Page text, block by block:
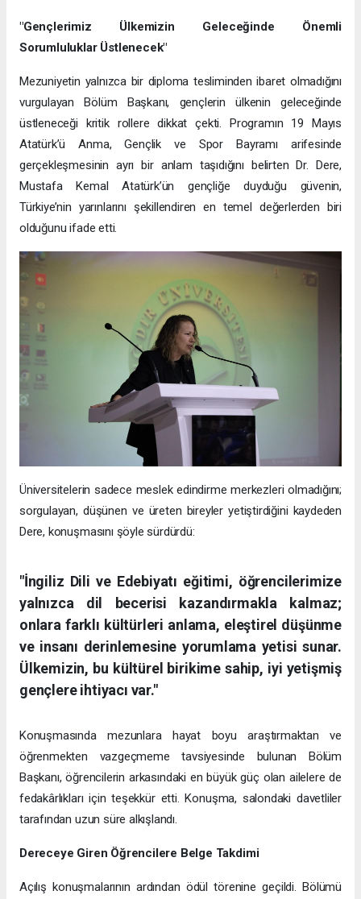
"Gençlerimiz Ülkemizin Geleceğinde Önemli
Sorumluluklar Üstlenecek"
Mezuniyetin yalnızca bir diploma tesliminden ibaret olmadığını
vurgulayan Bölüm Başkanı, gençlerin ülkenin geleceğinde
üstleneceği kritik rollere dikkat çekti. Programın 19 Mayıs
Atatürk’ü Anma, Gençlik ve Spor Bayramı arifesinde
gerçekleşmesinin ayrı bir anlam taşıdığını belirten Dr. Dere,
Mustafa Kemal Atatürk’ün gençliğe duyduğu güvenin,
Türkiye’nin yarınlarını şekillendiren en temel değerlerden biri
olduğunu ifade etti.
Üniversitelerin sadece meslek edindirme merkezleri olmadığını;
sorgulayan, düşünen ve üreten bireyler yetiştirdiğini kaydeden
Dere, konuşmasını şöyle sürdürdü:
"İngiliz Dili ve Edebiyatı eğitimi, öğrencilerimize
yalnızca dil becerisi kazandırmakla kalmaz;
onlara farklı kültürleri anlama, eleştirel düşünme
ve insanı derinlemesine yorumlama yetisi sunar.
Ülkemizin, bu kültürel birikime sahip, iyi yetişmiş
gençlere ihtiyacı var."
Konuşmasında mezunlara hayat boyu araştırmaktan ve
öğrenmekten vazgeçmeme tavsiyesinde bulunan Bölüm
Başkanı, öğrencilerin arkasındaki en büyük güç olan ailelere de
fedakârlıkları için teşekkür etti. Konuşma, salondaki davetliler
tarafından uzun süre alkışlandı.
Dereceye Giren Öğrencilere Belge Takdimi
Açılış konuşmalarının ardından ödül törenine geçildi. Bölümü